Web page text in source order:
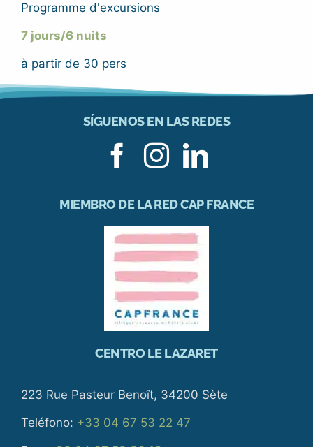
Programme d'excursions
7 jours/6 nuits
à partir de 30 pers
SÍGUENOS EN LAS REDES
MIEMBRO DE LA RED CAP FRANCE
CENTRO LE LAZARET
223 Rue Pasteur Benoît, 34200 Sète
Teléfono: +33 04 67 53 22 47